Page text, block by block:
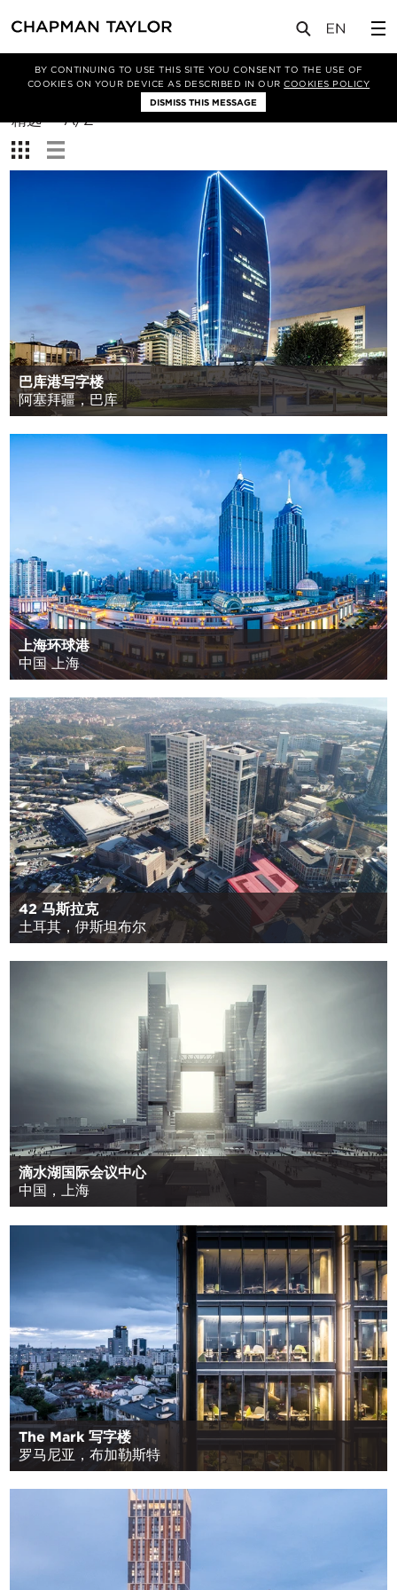
BY CONTINUING TO USE THIS SITE YOU CONSENT TO THE USE OF
COOKIES ON YOUR DEVICE AS DESCRIBED IN OURCOOKIES POLICY
DISMISS THIS MESSAGE
筛选条件
排
序
方
式：
精选
A/Z
查
看：
巴库港写字楼
阿塞拜疆，巴库
上海环球港
中国 上海
42 马斯拉克
土耳其，伊斯坦布尔
滴水湖国际会议中心
中国，上海
The Mark 写字楼
罗马尼亚，布加勒斯特